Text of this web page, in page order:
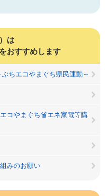
は
おすすめします
ちエコやまぐち県民運動～
コやまぐち省エネ家電等購
みのお願い